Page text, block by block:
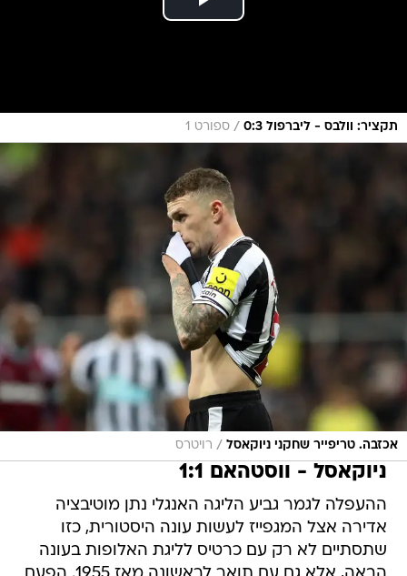
תקציר: וולבס - ליברפול 0:3 / ספורט 1
אכזבה. טריפייר שחקני ניוקאסל / רויטרס
ניוקאסל - ווסטהאם 1:1
ההעפלה לגמר גביע הליגה האנגלי נתן מוטיבציה
אדירה אצל המגפייז לעשות עונה היסטורית, כזו
שתסתיים לא רק עם כרטיס לליגת האלופות בעונה